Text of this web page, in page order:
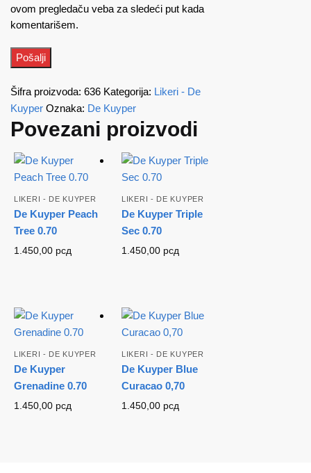
ovom pregledaču veba za sledeći put kada
komentarišem.
Šifra proizvoda: 636 Kategorija: Likeri - De
Kuyper Oznaka: De Kuyper
Povezani proizvodi
LIKERI - DE KUYPER
De Kuyper Peach
Tree 0.70
1.450,00 рсд
LIKERI - DE KUYPER
De Kuyper Triple
Sec 0.70
1.450,00 рсд
LIKERI - DE KUYPER
De Kuyper
Grenadine 0.70
1.450,00 рсд
LIKERI - DE KUYPER
De Kuyper Blue
Curacao 0,70
1.450,00 рсд